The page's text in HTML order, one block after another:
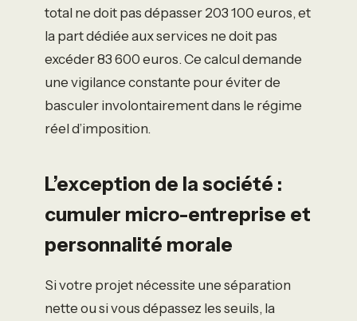
total ne doit pas dépasser 203 100 euros, et
la part dédiée aux services ne doit pas
excéder 83 600 euros. Ce calcul demande
une vigilance constante pour éviter de
basculer involontairement dans le régime
réel d’imposition.
L’exception de la société :
cumuler micro-entreprise et
personnalité morale
Si votre projet nécessite une séparation
nette ou si vous dépassez les seuils, la